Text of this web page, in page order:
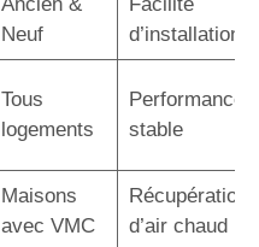
Neuf
d’installation
Tous
logements
Performance
stable
Maisons
avec VMC
Récupération
d’air chaud